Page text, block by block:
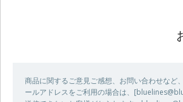
商品に関するご意見ご感想、お問い合わせなど
ールアドレスをご利用の場合は、